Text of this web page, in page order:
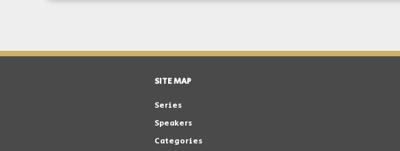
SITE MAP
Series
Speakers
Categories